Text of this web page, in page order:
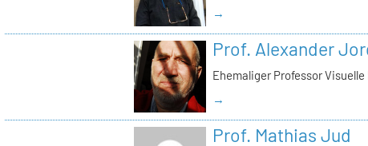
→
Prof. Alexander
Ehemaliger Professor
→
Prof. Mathias Jud